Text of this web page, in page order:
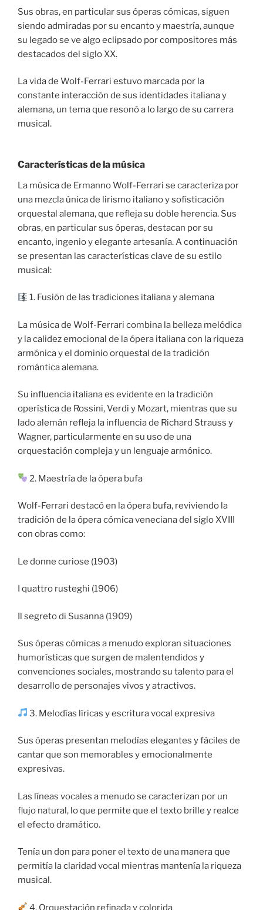
Sus obras, en particular sus óperas cómicas, siguen
siendo admiradas por su encanto y maestría, aunque
su legado se ve algo eclipsado por compositores más
destacados del siglo XX.
La vida de Wolf-Ferrari estuvo marcada por la
constante interacción de sus identidades italiana y
alemana, un tema que resonó a lo largo de su carrera
musical.
Características de la música
La música de Ermanno Wolf-Ferrari se caracteriza por
una mezcla única de lirismo italiano y sofisticación
orquestal alemana, que refleja su doble herencia. Sus
obras, en particular sus óperas, destacan por su
encanto, ingenio y elegante artesanía. A continuación
se presentan las características clave de su estilo
musical:
1. Fusión de las tradiciones italiana y alemana
La música de Wolf-Ferrari combina la belleza melódica
y la calidez emocional de la ópera italiana con la riqueza
armónica y el dominio orquestal de la tradición
romántica alemana.
Su influencia italiana es evidente en la tradición
operística de Rossini, Verdi y Mozart, mientras que su
lado alemán refleja la influencia de Richard Strauss y
Wagner, particularmente en su uso de una
orquestación compleja y un lenguaje armónico.
2. Maestría de la ópera bufa
Wolf-Ferrari destacó en la ópera bufa, reviviendo la
tradición de la ópera cómica veneciana del siglo XVIII
con obras como:
Le donne curiose (1903)
I quattro rusteghi (1906)
Il segreto di Susanna (1909)
Sus óperas cómicas a menudo exploran situaciones
humorísticas que surgen de malentendidos y
convenciones sociales, mostrando su talento para el
desarrollo de personajes vivos y atractivos.
3. Melodías líricas y escritura vocal expresiva
Sus óperas presentan melodías elegantes y fáciles de
cantar que son memorables y emocionalmente
expresivas.
Las líneas vocales a menudo se caracterizan por un
flujo natural, lo que permite que el texto brille y realce
el efecto dramático.
Tenía un don para poner el texto de una manera que
permitía la claridad vocal mientras mantenía la riqueza
musical.
4. Orquestación refinada y colorida